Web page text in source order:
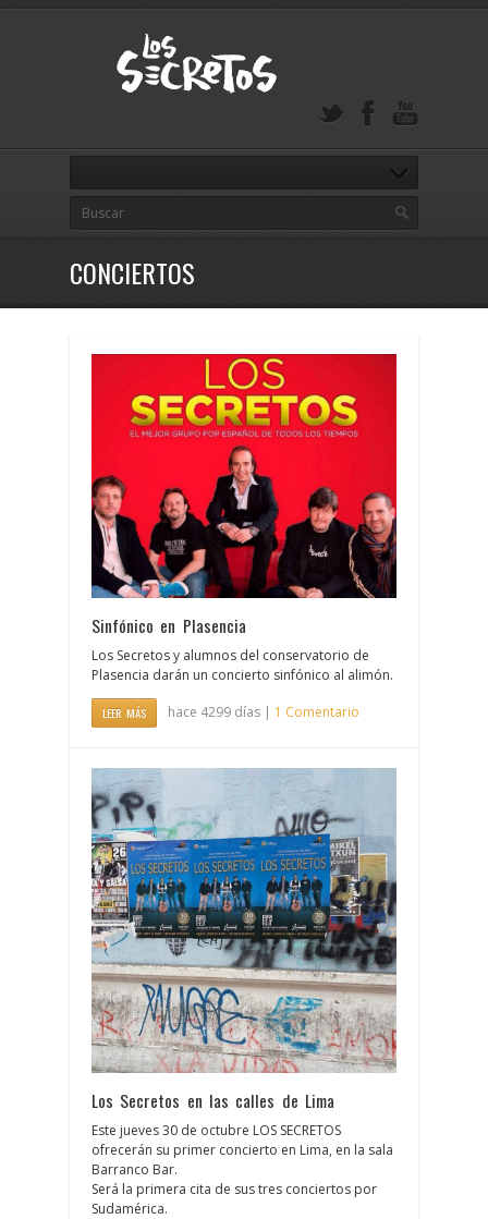
CONCIERTOS
Sinfónico en Plasencia
Los Secretos y alumnos del conservatorio de
Plasencia darán un concierto sinfónico al alimón.
LEER MÁS hace 4299 días | 1 Comentario
Los Secretos en las calles de Lima
Este jueves 30 de octubre LOS SECRETOS
ofrecerán su primer concierto en Lima, en la sala
Barranco Bar.
Será la primera cita de sus tres conciertos por
Sudamérica.